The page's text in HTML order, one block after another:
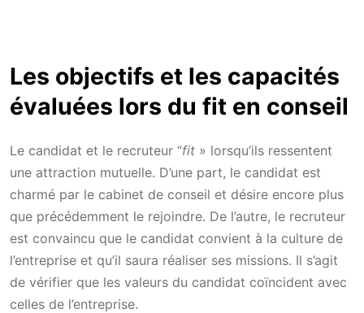
Les objectifs et les capacités
évaluées lors du fit en conseil
Le candidat et le recruteur “fit » lorsqu’ils ressentent
une attraction mutuelle. D’une part, le candidat est
charmé par le cabinet de conseil et désire encore plus
que précédemment le rejoindre. De l’autre, le recruteur
est convaincu que le candidat convient à la culture de
l’entreprise et qu’il saura réaliser ses missions. Il s’agit
de vérifier que les valeurs du candidat coïncident avec
celles de l’entreprise.